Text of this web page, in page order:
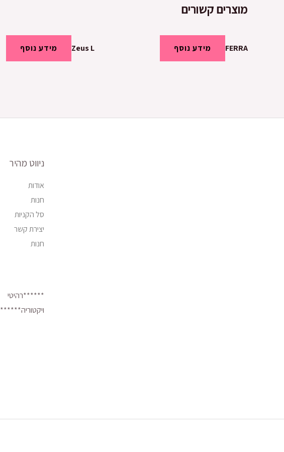
מוצרים קשורים
FERRA מידע נוסף Zeus L מידע נוסף
ניווט מהיר
אודות
חנות
סל הקניות
יצירת קשר
חנות
******רהיטי
ויקטוריה******